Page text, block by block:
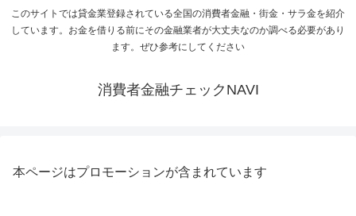
このサイトでは貸金業登録されている全国の消費者金融・街金・サラ金を紹介
しています。お金を借りる前にその金融業者が大丈夫なのか調べる必要があり
ます。ぜひ参考にしてください
消費者金融チェックNAVI
本ページはプロモーションが含まれています